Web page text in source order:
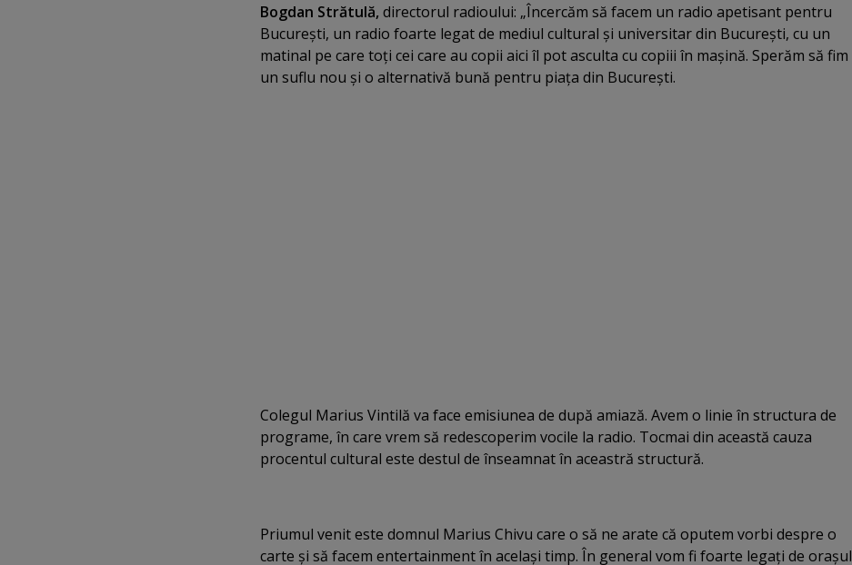
Bogdan Strătulă, directorul radioului: „Încercăm să facem un radio apetisant pentru
Bucureşti, un radio foarte legat de mediul cultural şi universitar din Bucureşti, cu un
matinal pe care toţi cei care au copii aici îl pot asculta cu copiii în maşină. Sperăm să fim
un suflu nou şi o alternativă bună pentru piaţa din Bucureşti.
Colegul Marius Vintilă va face emisiunea de după amiază. Avem o linie în structura de
programe, în care vrem să redescoperim vocile la radio. Tocmai din această cauza
procentul cultural este destul de înseamnat în aceastră structură.
Priumul venit este domnul Marius Chivu care o să ne arate că oputem vorbi despre o
carte şi să facem entertainment în acelaşi timp. În general vom fi foarte legaţi de oraşul